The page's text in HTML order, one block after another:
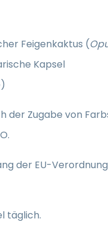
Feigenkaktus (
Kapsel
der Zugabe von
der EU-Verordnung
täglich.